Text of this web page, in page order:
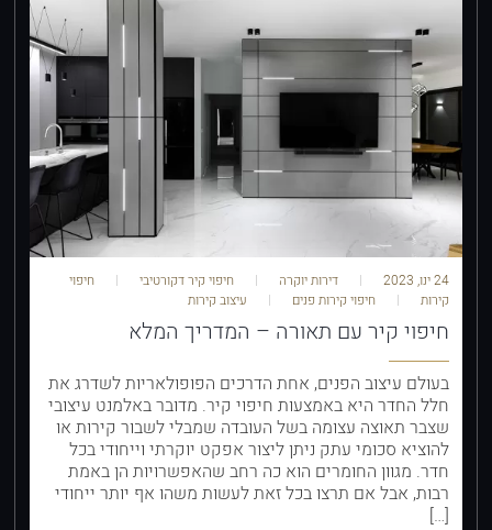
24 ינו, 2023 דירות יוקרה חיפוי קיר דקורטיבי
חיפוי
קירות
חיפוי קירות פנים עיצוב קירות
חיפוי קיר עם תאורה – המדריך המלא
בעולם עיצוב הפנים, אחת הדרכים הפופולאריות לשדרג את
חלל החדר היא באמצעות חיפוי קיר. מדובר באלמנט עיצובי
שצבר תאוצה עצומה בשל העובדה שמבלי לשבור קירות או
להוציא סכומי עתק ניתן ליצור אפקט יוקרתי וייחודי בכל
חדר. מגוון החומרים הוא כה רחב שהאפשרויות הן באמת
רבות, אבל אם תרצו בכל זאת לעשות משהו אף יותר ייחודי
[…]